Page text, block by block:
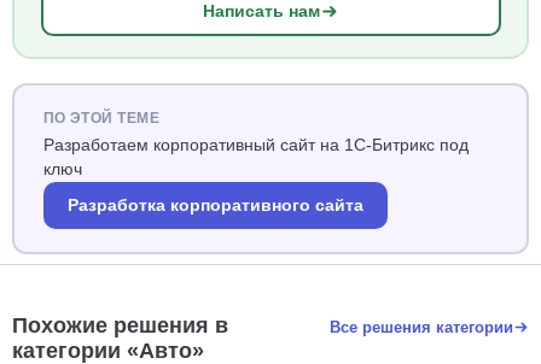
Написать нам
ПО ЭТОЙ ТЕМЕ
Разработаем корпоративный сайт на 1С-Битрикс под
ключ
Разработка корпоративного сайта
Похожие решения в
категории «Авто»
Все решения категории